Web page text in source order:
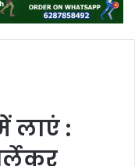
लाएं :